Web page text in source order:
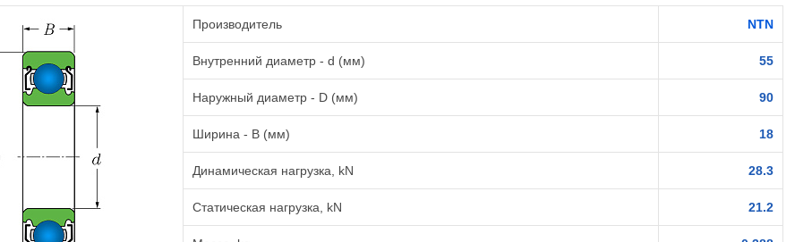
Производитель NTN
Внутренний диаметр - d (мм) 55
Наружный диаметр - D (мм) 90
Ширина - B (мм) 18
Динамическая нагрузка, kN 28.3
Статическая нагрузка, kN 21.2